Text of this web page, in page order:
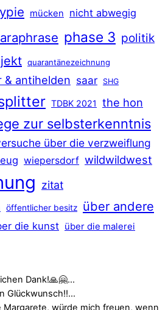
mücken nicht abwegig
phase 3 politik
quarantänezeichnung
& antihelden saar SHG
TDBK 2021 the hon
zur selbsterkenntnis
über die verzweiflung
wiepersdorf wildwildwest
zitat
öffentlicher besitz über andere
die kunst über die malerei
Dank!🙏🤗…
Glückwunsch!!…
Margarete, würde mich freuen, wenn